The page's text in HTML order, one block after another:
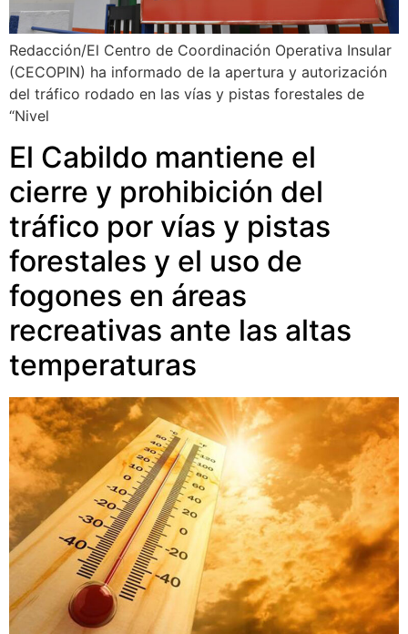
Redacción/El Centro de Coordinación Operativa Insular
(CECOPIN) ha informado de la apertura y autorización
del tráfico rodado en las vías y pistas forestales de
“Nivel
El Cabildo mantiene el
cierre y prohibición del
tráfico por vías y pistas
forestales y el uso de
fogones en áreas
recreativas ante las altas
temperaturas